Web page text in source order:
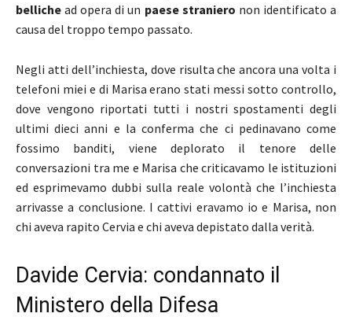
belliche ad opera di un paese straniero non identificato a
causa del troppo tempo passato.
Negli atti dell’inchiesta, dove risulta che ancora una volta i
telefoni miei e di Marisa erano stati messi sotto controllo,
dove vengono riportati tutti i nostri spostamenti degli
ultimi dieci anni e la conferma che ci pedinavano come
fossimo banditi, viene deplorato il tenore delle
conversazioni tra me e Marisa che criticavamo le istituzioni
ed esprimevamo dubbi sulla reale volontà che l’inchiesta
arrivasse a conclusione. I cattivi eravamo io e Marisa, non
chi aveva rapito Cervia e chi aveva depistato dalla verità.
Davide Cervia: condannato il
Ministero della Difesa